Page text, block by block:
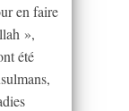
en faire
»,
été